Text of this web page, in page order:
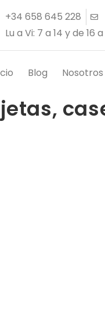
+34 658 645 228
Lu a Vi: 7 a 14 y de 16
Blog Nosotros